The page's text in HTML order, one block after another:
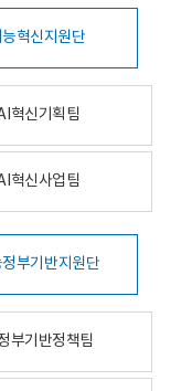
혁신지원단
혁신기획팀
혁신사업팀
부기반지원단
부기반정책팀